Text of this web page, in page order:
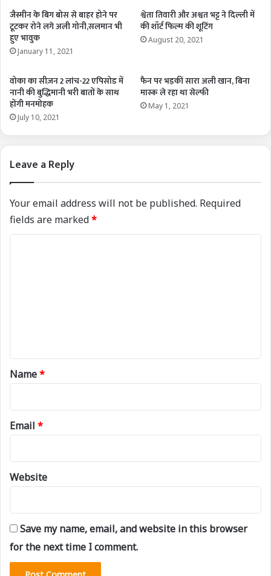
जैस्मीन के बिग बोस से बाहर होने पर
टूटकर रोने लगे अली गोनी,सलमान भी
हुए भावुक
January 11, 2021
श्वेता तिवारी और अश्वत भट्ट ने दिल्ली में
की शॉर्ट फिल्म की शूटिंग
August 20, 2021
वोका का सीज़न 2 लांच-22 एपिसोड में
नानी की बुद्धिमानी भरी बातों के साथ
होंगी मनमोहक
July 10, 2021
फैन पर भड़कीं सारा अली खान, बिना
मास्क ले रहा था सेल्फी
May 1, 2021
Leave a Reply
Your email address will not be published. Required
fields are marked*
*
Name*
Email *
Website
Save my name, email, and website in this browser
for the next time I comment.